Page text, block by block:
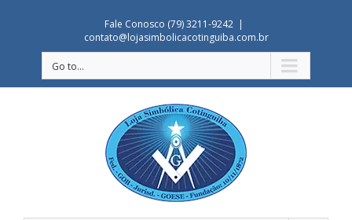
Fale Conosco (79) 3211-9242 |
contato@lojasimbolicacotinguiba.com.br
Go to...